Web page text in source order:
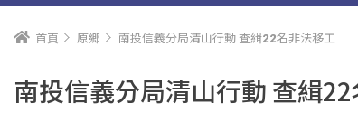
首頁 原鄉 南投信義分局清山行動 查緝22名非法移工
南投信義分局清山行動 查緝